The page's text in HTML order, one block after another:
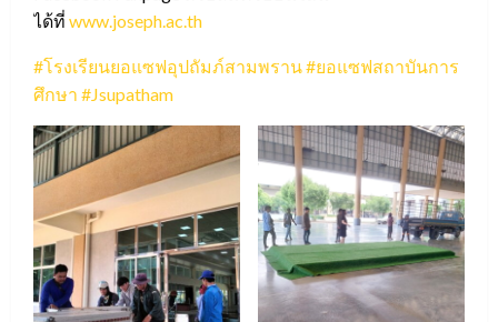
ได้ที่ www.joseph.ac.th
#โรงเรียนยอแซฟอุปถัมภ์สามพราน#ยอแซฟสถาบันการ
ศึกษา #Jsupatham